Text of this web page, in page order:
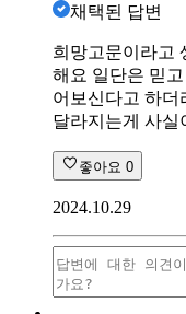
채택된 답변
희망고문이라고
해요 일단은 믿
어보신다고 하더
달라지는게 사실
좋아요 0
2024.10.29